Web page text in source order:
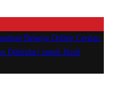
Belanja Online Cerdas:
Dihindari untuk Hasil